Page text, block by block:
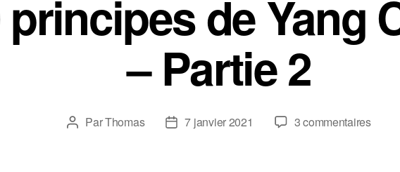
principes de Yang
– Partie 2
Auteur
ParThomas
Date7 janvier 2021 3 commentairessur